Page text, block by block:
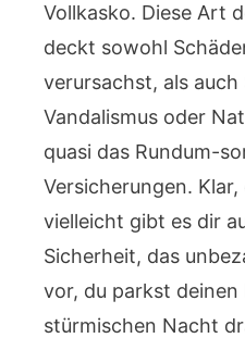
Vollkasko. Diese Art
deckt sowohl
verursachst, als
Vandalismus oder
quasi das Rundum-
Versicherungen.
vielleicht gibt es dir
Sicherheit, das
vor, du parkst deinen
stürmischen Nacht